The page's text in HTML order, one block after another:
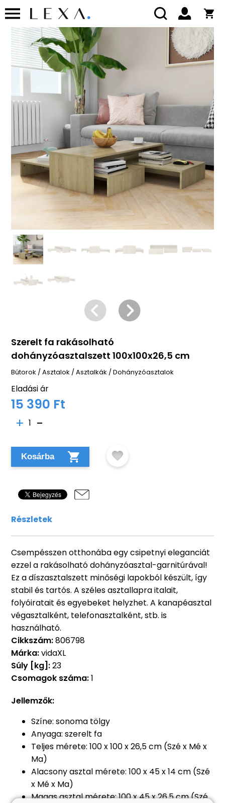
Szerelt fa rakásolható
dohányzóasztalszett 100x100x26,5 cm
Bútorok /Asztalok /Asztalkák /Dohányzóasztalok
Eladási ár
15 390 Ft
1
Kosárba
Részletek
Csempésszen otthonába egy csipetnyi eleganciát
ezzel a rakásolható dohányzóasztal-garnitúrával!
Ez a díszasztalszett minőségi lapokból készült, így
stabil és tartós. A széles asztallapra italait,
folyóiratait és egyebeket helyzhet. A kanapéasztal
végasztalként, telefonasztalként, stb. is
használható.
Cikkszám:806798
Márka:vidaXL
Súly [kg]:23
Csomagok száma:1
Jellemzők:
Színe: sonoma tölgy
Anyaga: szerelt fa
Teljes mérete: 100 x 100 x 26,5 cm (Szé x Mé x
Ma)
Alacsony asztal mérete: 100 x 45 x 14 cm (Szé
x Mé x Ma)
Magas asztal mérete: 100 x 45 x 26,5 cm (Szé